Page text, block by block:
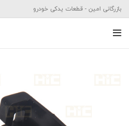
بازرگانی امین - قطعات یدکی خودرو